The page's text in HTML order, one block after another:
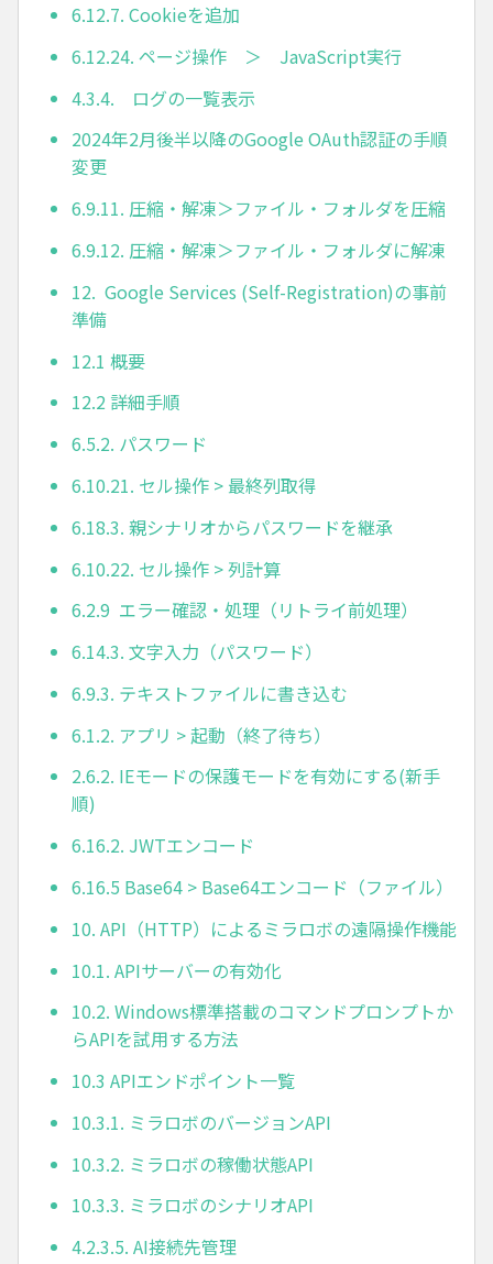
6.12.7. Cookieを追加
6.12.24. ページ操作 ＞ JavaScript実行
4.3.4. ログの一覧表示
2024年2月後半以降のGoogle OAuth認証の手順
変更
6.9.11. 圧縮・解凍＞ファイル・フォルダを圧縮
6.9.12. 圧縮・解凍＞ファイル・フォルダに解凍
12. Google Services (Self-Registration)の事前
準備
12.1 概要
12.2 詳細手順
6.5.2. パスワード
6.10.21. セル操作 > 最終列取得
6.18.3. 親シナリオからパスワードを継承
6.10.22. セル操作 > 列計算
6.2.9 エラー確認・処理（リトライ前処理）
6.14.3. 文字入力（パスワード）
6.9.3. テキストファイルに書き込む
6.1.2. アプリ > 起動（終了待ち）
2.6.2. IEモードの保護モードを有効にする(新手
順)
6.16.2. JWTエンコード
6.16.5 Base64 > Base64エンコード（ファイル）
10. API（HTTP）によるミラロボの遠隔操作機能
10.1. APIサーバーの有効化
10.2. Windows標準搭載のコマンドプロンプトか
らAPIを試用する方法
10.3 APIエンドポイント一覧
10.3.1. ミラロボのバージョンAPI
10.3.2. ミラロボの稼働状態API
10.3.3. ミラロボのシナリオAPI
4.2.3.5. AI接続先管理